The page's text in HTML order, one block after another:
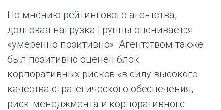
По мнению рейтингового агентства,
долговая нагрузка Группы оценивается
«умеренно позитивно». Агентством также
был позитивно оценен блок
корпоративных рисков «в силу высокого
качества стратегического обеспечения,
риск-менеджмента и корпоративного